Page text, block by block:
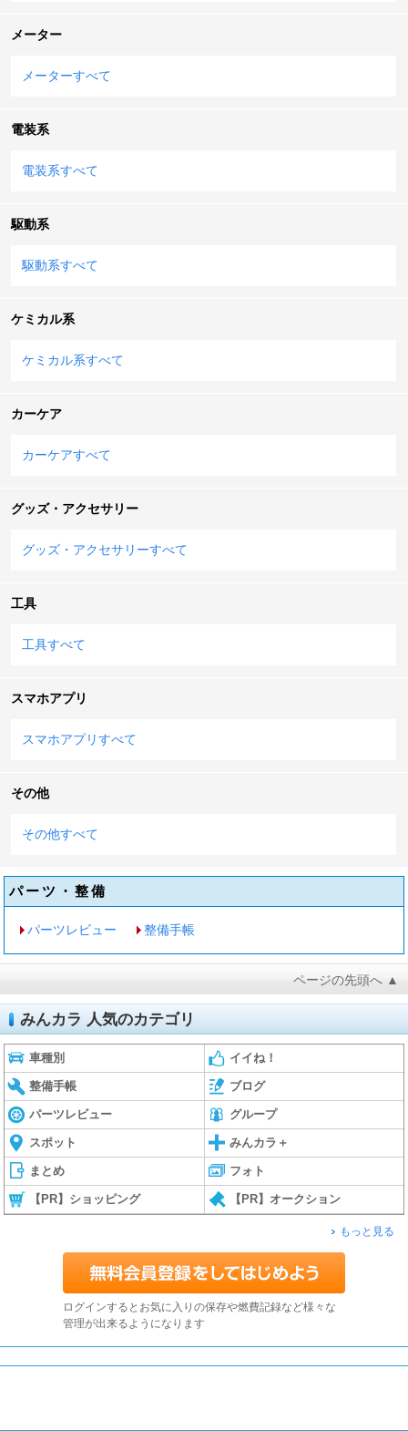
メーター
メーターすべて
電装系
電装系すべて
駆動系
駆動系すべて
ケミカル系
ケミカル系すべて
カーケア
カーケアすべて
グッズ・アクセサリー
グッズ・アクセサリーすべて
工具
工具すべて
スマホアプリ
スマホアプリすべて
その他
その他すべて
パーツ・整備
パーツレビュー 整備手帳
ページの先頭へ ▲
みんカラ 人気のカテゴリ
車種別 イイね！
整備手帳 ブログ
パーツレビュー グループ
スポット みんカラ＋
まとめ フォト
【PR】ショッピング 【PR】オークション
もっと見る
ログインするとお気に入りの保存や燃費記録など様々な
管理が出来るようになります